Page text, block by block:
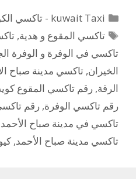
التصنيفات
kuwait Taxi - تاكسي الكويت
الوسوم
تاكسي المقوع و هدية,
تاكسي في الوفرة و الوفرة
الخيران, تاكسي مدينة صباح
الرقة, رقم تاكسي المقوع
رقم تاكسي الوفرة, رقم
تاكسي في مدينة صباح الأحمد
تاكسي مدينة صباح الأحمد,